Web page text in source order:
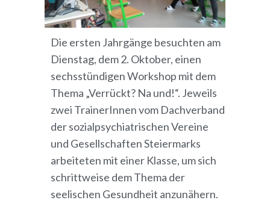
Die ersten Jahrgänge besuchten am
Dienstag, dem 2. Oktober, einen
sechsstündigen Workshop mit dem
Thema „Verrückt? Na und!“. Jeweils
zwei TrainerInnen vom Dachverband
der sozialpsychiatrischen Vereine
und Gesellschaften Steiermarks
arbeiteten mit einer Klasse, um sich
schrittweise dem Thema der
seelischen Gesundheit anzunähern.